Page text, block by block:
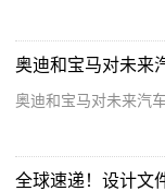
奥迪和宝马对未来
奥迪和宝马对未来汽
全球速递！设计文